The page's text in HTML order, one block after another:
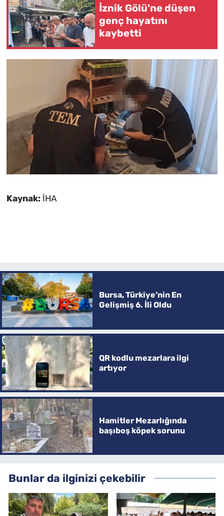
İznik Gölü'ne düşen
genç hayatını
kaybetti
Kaynak: İHA
Bursa, Türkiye’nin En
Gelişmiş 6. İli Oldu
QR kodlu mezarlara ilgi
artıyor
Hamitler Mezarlığında
başıboş köpek sorunu
Bunlar da ilginizi çekebilir